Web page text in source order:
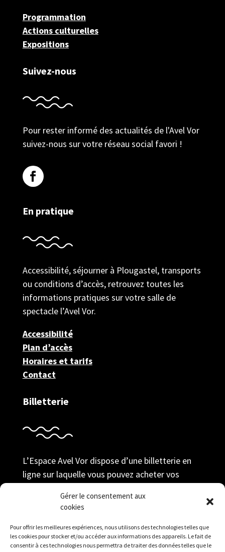
Gérer le consentement aux
cookies
Pour offrir les meilleures expériences, nous utilisons des technologies telles que
les cookies pour stocker et/ou accéder aux informations des appareils. Le fait de
consentir à ces technologies nous permettra de traiter des données telles que le
Programmation
Actions culturelles
Expositions
Suivez-nous
Pour rester informé des actualités de l'Avel Vor
suivez-nous sur votre réseau social favori !
En pratique
Accessibilité, séjourner à Plougastel, transports
ou conditions d’accès, retrouvez toutes les
informations pratiques sur votre salle de
spectacle l’Avel Vor.
Accessibilité
Plan d’accès
Horaires et tarifs
Contact
Billetterie
L’Espace Avel Vor dispose d’une billetterie en
ligne sur laquelle vous pouvez acheter vos
adhésion et gérer votre compte durant toute la
Réserver